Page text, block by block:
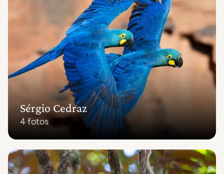
Sérgio Cedraz
4 fotos